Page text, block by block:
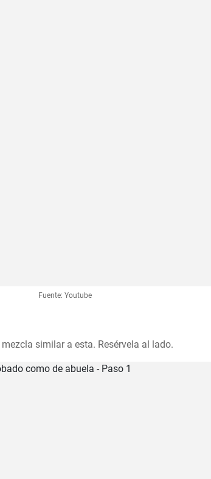
Fuente: Youtube
similar a esta. Resérvela al lado.